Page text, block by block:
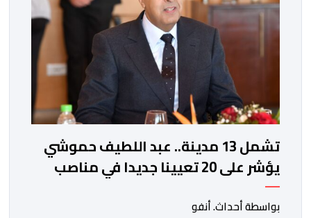
تشمل 13 مدينة.. عبد اللطيف حموشي
يؤشر على 20 تعيينا جديدا في مناصب
المسؤولية بمصالح الأمن الوطني
بواسطة أحداث. أنفو